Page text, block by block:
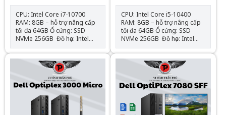
CPU: Intel Core i7-10700
RAM: 8GB – hỗ trợ nâng cấp
tối đa 64GB Ổ cứng: SSD
NVMe 256GB Đồ họa: Intel
UHD Graphics 630 (onboard)
Mainboard: Dell OEM –
Chipset H470 Cổng kết nối:
HDMI, VGA, 4x USB 3.0, 4x
USB 2.0, LAN Gigabit, Audio
combo Nguồn: Công suất
CPU: Intel Core i5-10400
RAM: 8GB – hỗ trợ nâng cấp
tối đa 64GB Ổ cứng: SSD
NVMe 256GB Đồ họa: Intel
UHD Graphics 630 (onboard)
Mainboard: Dell OEM –
Chipset H470 Cổng kết nối:
HDMI, VGA, 4x USB 3.0, 4x
USB 2.0, LAN Gigabit, Audio
combo Nguồn: Công suất
Gồm